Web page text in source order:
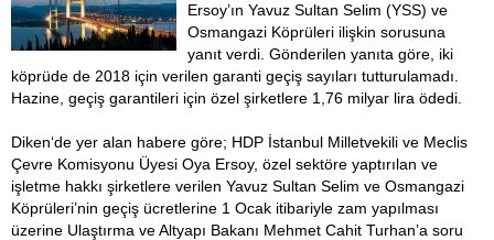
Ersoy’ın Yavuz Sultan Selim (YSS) ve
Osmangazi Köprüleri ilişkin sorusuna
yanıt verdi. Gönderilen yanıta göre, iki
köprüde de 2018 için verilen garanti geçiş sayıları tutturulamadı.
Hazine, geçiş garantileri için özel şirketlere 1,76 milyar lira ödedi.
Diken‘de yer alan habere göre; HDP İstanbul Milletvekili ve Meclis
Çevre Komisyonu Üyesi Oya Ersoy, özel sektöre yaptırılan ve
işletme hakkı şirketlere verilen Yavuz Sultan Selim ve Osmangazi
Köprüleri’nin geçiş ücretlerine 1 Ocak itibariyle zam yapılması
üzerine Ulaştırma ve Altyapı Bakanı Mehmet Cahit Turhan’a soru